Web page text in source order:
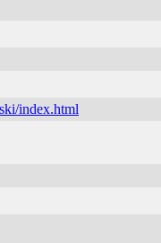
index.html